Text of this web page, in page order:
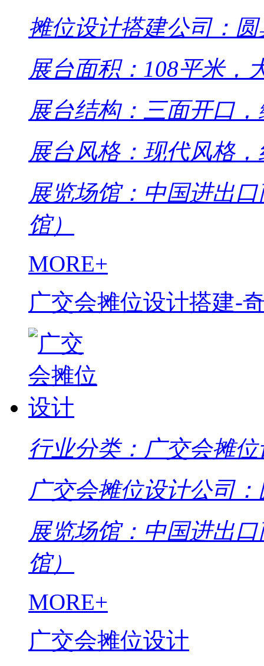
摊位设计搭建公司：
展台面积：108平米，
展台结构：三面开口
展台风格：现代风格
展览场馆：中国进出
馆）
MORE+
广交会摊位设计搭建-
行业分类：广交会摊位
广交会摊位设计公司
展览场馆：中国进出
馆）
MORE+
广交会摊位设计